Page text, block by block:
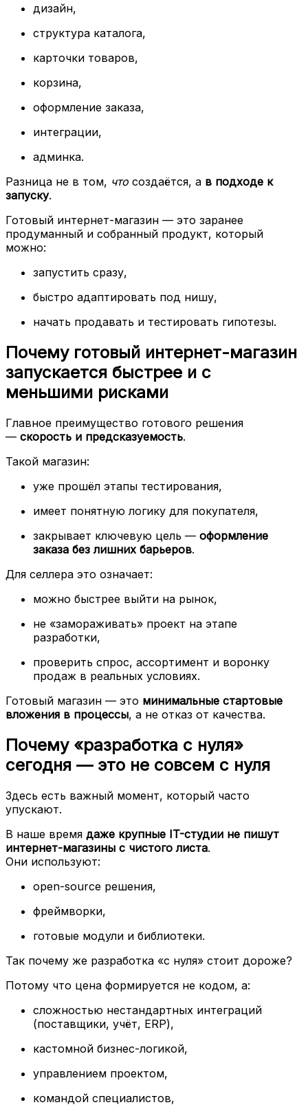
дизайн,
структура каталога,
карточки товаров,
корзина,
оформление заказа,
интеграции,
админка.
Разница не в том, что создаётся, а в подходе к
запуску.
Готовый интернет-магазин — это заранее
продуманный и собранный продукт, который
можно:
запустить сразу,
быстро адаптировать под нишу,
начать продавать и тестировать гипотезы.
Почему готовый интернет-магазин
запускается быстрее и с
меньшими рисками
Главное преимущество готового решения
— скорость и предсказуемость.
Такой магазин:
уже прошёл этапы тестирования,
имеет понятную логику для покупателя,
закрывает ключевую цель — оформление
заказа без лишних барьеров.
Для селлера это означает:
можно быстрее выйти на рынок,
не «замораживать» проект на этапе
разработки,
проверить спрос, ассортимент и воронку
продаж в реальных условиях.
Готовый магазин — это минимальные стартовые
вложения в процессы, а не отказ от качества.
Почему «разработка с нуля»
сегодня — это не совсем с нуля
Здесь есть важный момент, который часто
упускают.
В наше время даже крупные IT-студии не пишут
интернет-магазины с чистого листа.
Они используют:
open-source решения,
фреймворки,
готовые модули и библиотеки.
Так почему же разработка «с нуля» стоит дороже?
Потому что цена формируется не кодом, а:
сложностью нестандартных интеграций
(поставщики, учёт, ERP),
кастомной бизнес-логикой,
управлением проектом,
командой специалистов,